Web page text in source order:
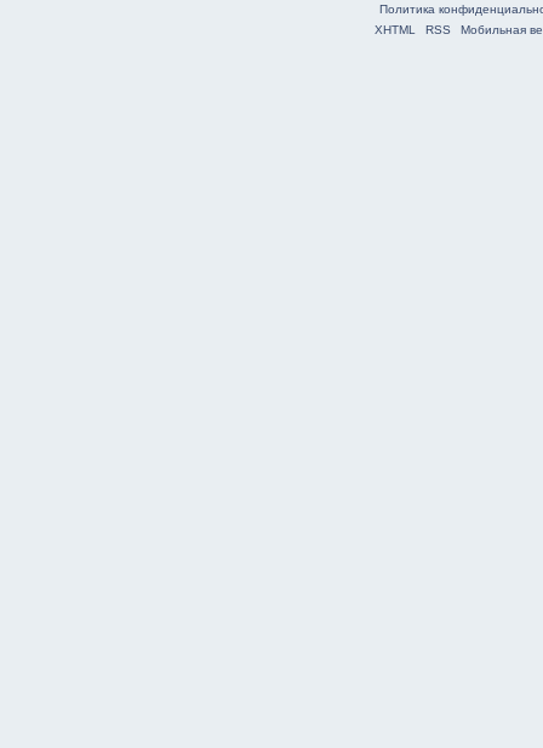
Политика
XHTML
RSS Мобильная